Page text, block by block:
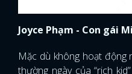
Joyce Phạm - Con gái
Mặc dù không hoạt động
thường ngày của “rich kid”